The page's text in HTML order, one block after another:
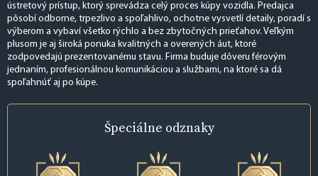
ústretový prístup, ktorý sprevádza celý proces kúpy vozidla. Predajca
pôsobí odborne, trpezlivo a spoľahlivo, ochotne vysvetlí detaily, poradí s
výberom a vybaví všetko rýchlo a bez zbytočných prieťahov. Veľkým
plusom je aj široká ponuka kvalitných a overených áut, ktoré
zodpovedajú prezentovanému stavu. Firma buduje dôveru férovým
jednaním, profesionálnou komunikáciou a službami, na ktoré sa dá
spoľahnúť aj po kúpe.
Špeciálne odznaky